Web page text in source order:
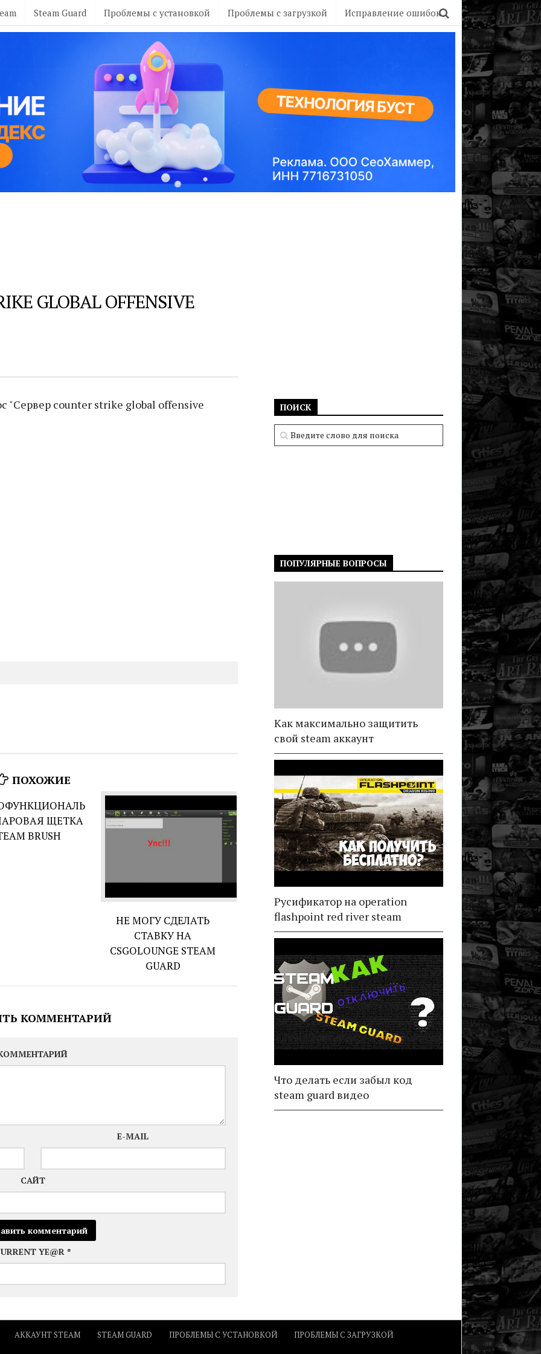
Steam Guard Проблемы с установкой Проблемы с загрузкой Исправление ошибок
GLOBAL OFFENSIVE
"Сервер counter strike global offensive
ПОХОЖИЕ
ЩЕТКА
BRUSH
НЕ МОГУ СДЕЛАТЬ
СТАВКУ НА
CSGOLOUNGE STEAM
GUARD
КОММЕНТАРИЙ
E-MAIL
САЙТ
YE@R *
ПОИСК
ПОПУЛЯРНЫЕ ВОПРОСЫ
Как максимально защитить
свой steam аккаунт
Русификатор на operation
flashpoint red river steam
Что делать если забыл код
steam guard видео
АККАУНТ STEAM STEAM GUARD ПРОБЛЕМЫ С УСТАНОВКОЙ ПРОБЛЕМЫ С ЗАГРУЗКОЙ